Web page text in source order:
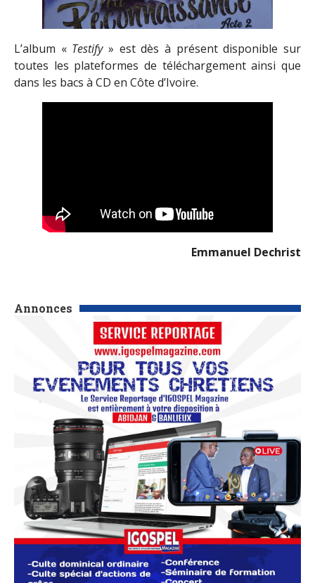
Annonces
L’album « Testify» est dès à présent disponible sur
toutes les plateformes de téléchargement ainsi que
dans les bacs à CD en Côte d’Ivoire.
Emmanuel Dechrist